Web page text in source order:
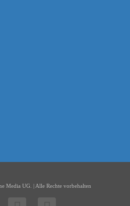
Media UG. | Alle Rechte vorbehalten